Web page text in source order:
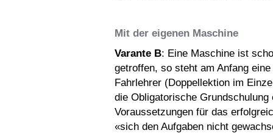
Mit der eigenen Maschine
Varante B: Eine Maschine ist
getroffen, so steht am Anfang eine
Fahrlehrer (Doppellektion im
die Obligatorische Grundschulung
Voraussetzungen für das
«sich den Aufgaben nicht